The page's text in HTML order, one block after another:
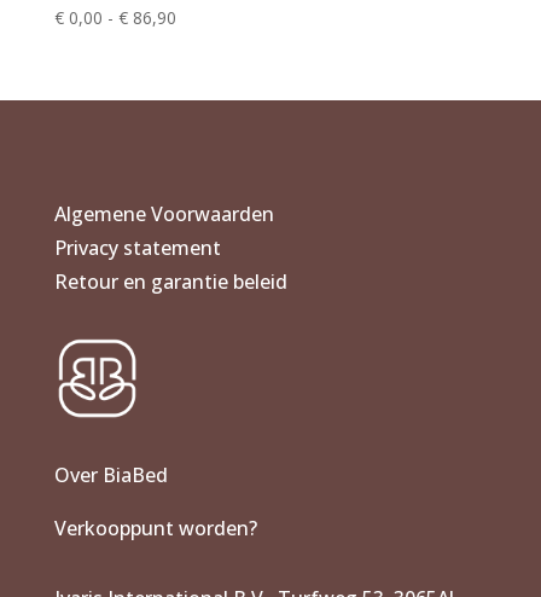
€0,00 - €86,90Prijsklasse:
€ 86,90
Algemene Voorwaarden
Privacy statement
Retour en garantie beleid
Over BiaBed
Verkooppunt worden?